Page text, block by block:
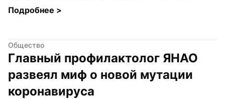
Подробнее >
Общество
Главный профилактолог ЯНАО
развеял миф о новой мутации
коронавируса